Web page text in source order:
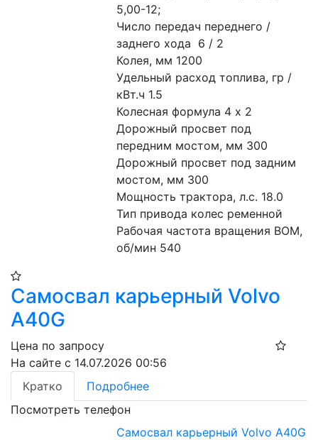
5,00-12;
Число передач переднего /
заднего хода  6 / 2
Колея, мм 1200
Удельный расход топлива, гр /
кВт.ч 1.5
Колесная формула 4 х 2
Дорожный просвет под
передним мостом, мм 300
Дорожный просвет под задним
мостом, мм 300
Мощность трактора, л.с. 18.0
Тип привода колес ременной
Рабочая частота вращения ВОМ,
об/мин 540
Самосвал карьерный Volvo
A40G
Цена по запросу
На сайте с 14.07.2026 00:56
Кратко
Подробнее
Посмотреть телефон
Самосвал карьерный Volvo A40G